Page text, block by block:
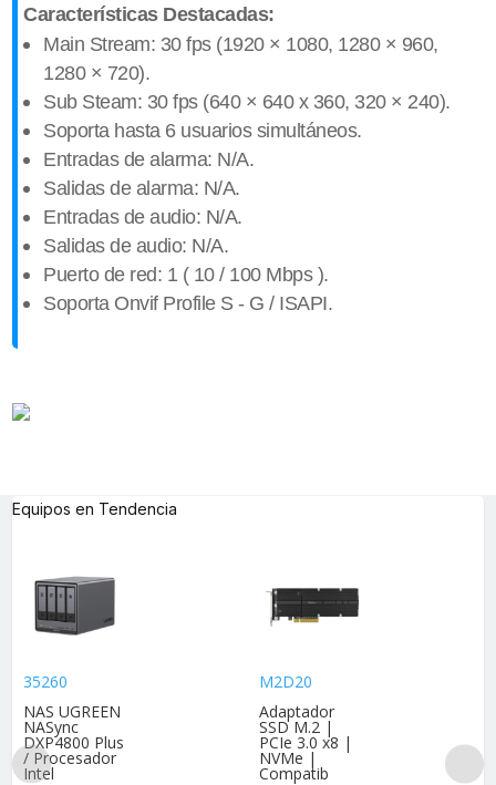
Características Destacadas:
Main Stream: 30 fps (1920 × 1080, 1280 × 960,
1280 × 720).
Sub Steam: 30 fps (640 × 640 x 360, 320 × 240).
Soporta hasta 6 usuarios simultáneos.
Entradas de alarma: N/A.
Salidas de alarma: N/A.
Entradas de audio: N/A.
Salidas de audio: N/A.
Puerto de red: 1 ( 10 / 100 Mbps ).
Soporta Onvif Profile S - G / ISAPI.
Equipos en Tendencia
35260
NAS UGREEN
NASync
DXP4800 Plus
/ Procesador
Intel
M2D20
Adaptador
SSD M.2 |
PCIe 3.0 x8 |
NVMe |
Compatib